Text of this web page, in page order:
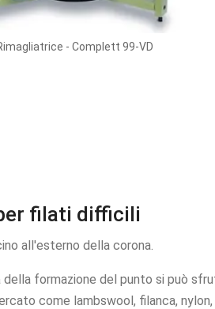
- Complett 99-VD
filati difficili
all'esterno della corona.
formazione del punto si può
come lambswool, filanca, nylon,